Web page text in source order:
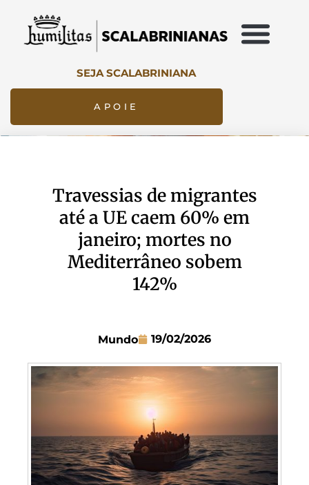
SEJA SCALABRINIANA
APOIE
Travessias de migrantes
até a UE caem 60% em
janeiro; mortes no
Mediterrâneo sobem
142%
Mundo 19/02/2026